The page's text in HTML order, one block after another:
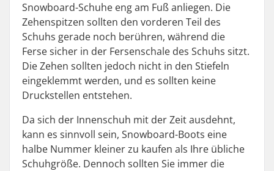
Snowboard-Schuhe eng am Fuß anliegen. Die
Zehenspitzen sollten den vorderen Teil des
Schuhs gerade noch berühren, während die
Ferse sicher in der Fersenschale des Schuhs sitzt.
Die Zehen sollten jedoch nicht in den Stiefeln
eingeklemmt werden, und es sollten keine
Druckstellen entstehen.
Da sich der Innenschuh mit der Zeit ausdehnt,
kann es sinnvoll sein, Snowboard-Boots eine
halbe Nummer kleiner zu kaufen als Ihre übliche
Schuhgröße. Dennoch sollten Sie immer die